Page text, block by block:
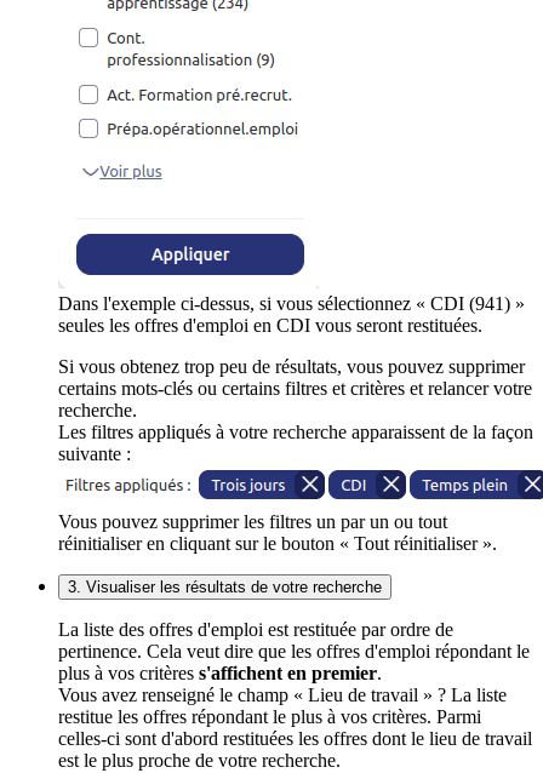
Dans l'exemple ci-dessus, si vous sélectionnez « CDI (941) »
seules les offres d'emploi en CDI vous seront restituées.
Si vous obtenez trop peu de résultats, vous pouvez supprimer
certains mots-clés ou certains filtres et critères et relancer votre
recherche.
Les filtres appliqués à votre recherche apparaissent de la façon
suivante :
Vous pouvez supprimer les filtres un par un ou tout
réinitialiser en cliquant sur le bouton « Tout réinitialiser ».
3. Visualiser les résultats de votre recherche
La liste des offres d'emploi est restituée par ordre de
pertinence. Cela veut dire que les offres d'emploi répondant le
plus à vos critères s'affichent en premier.
Vous avez renseigné le champ « Lieu de travail » ? La liste
restitue les offres répondant le plus à vos critères. Parmi
celles-ci sont d'abord restituées les offres dont le lieu de travail
est le plus proche de votre recherche.